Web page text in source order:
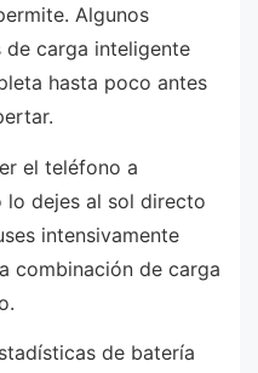
Algunos
de carga inteligente
hasta poco antes
el teléfono a
lo dejes al sol directo
intensivamente
combinación de carga
de batería